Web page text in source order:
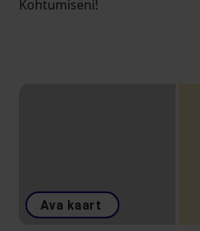
Kohtumiseni!
Ava kaart